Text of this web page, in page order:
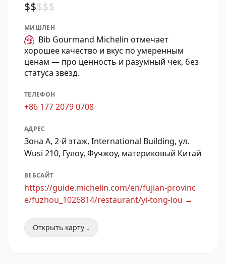
$$$$$
МИШЛЕН
Bib Gourmand Michelin отмечает
хорошее качество и вкус по умеренным
ценам — про ценность и разумный чек, без
статуса звёзд.
ТЕЛЕФОН
+86 177 2079 0708
АДРЕС
Зона А, 2-й этаж, International Building, ул.
Wusi 210, Гулоу, Фучжоу, материковый Китай
ВЕБСАЙТ
https://guide.michelin.com/en/fujian-provinc
e/fuzhou_1026814/restaurant/yi-tong-lou →
Открыть карту ↓